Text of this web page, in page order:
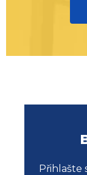
Přihlašte